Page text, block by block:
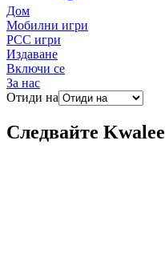
Дом
Мобилни игри
PCC игри
Издаване
Включи се
За нас
Отиди на
Следвайте Kwalee